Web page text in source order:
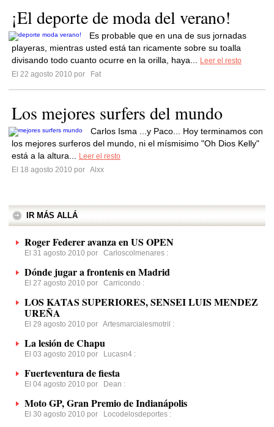
¡El deporte de moda del verano!
Es probable que en una de sus jornadas
playeras, mientras usted está tan ricamente sobre su toalla
divisando todo cuanto ocurre en la orilla, haya...
Leer el resto
El 22 agosto 2010 por
Fat
Los mejores surfers del mundo
Carlos Isma ...y Paco... Hoy terminamos con
los mejores surferos del mundo, ni el mísmisimo "Oh Dios Kelly"
está a la altura...
Leer el resto
El 18 agosto 2010 por Alxx
IR MÁS ALLÁ
Roger Federer avanza en US OPEN
El 31 agosto 2010 por Carloscolmenares :
Dónde jugar a frontenis en Madrid
El 27 agosto 2010 por Carricondo :
LOS KATAS SUPERIORES, SENSEI LUIS MENDEZ
UREÑA
El 29 agosto 2010 por Artesmarcialesmotril :
La lesión de Chapu
El 03 agosto 2010 por Lucasn4 :
Fuerteventura de fiesta
El 04 agosto 2010 por Dean :
Moto GP, Gran Premio de Indianápolis
El 30 agosto 2010 por Locodelosdeportes :